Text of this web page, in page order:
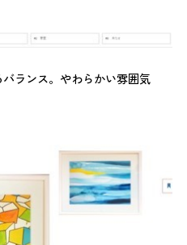
ランス。やわらかい雰囲気